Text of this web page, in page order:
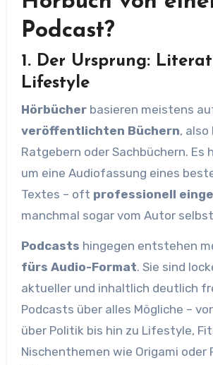
Podcast?
1. Der Ursprung:
Lifestyle
Hörbücherbasieren meistens
veröffentlichten Büchern, also
Ratgebern oder Sachbüchern. Es
um eine Audiofassung eines
Textes – oft professionell
manchmal sogar vom Autor
Podcasts hingegen entstehen
fürs Audio-Format. Sie sind
aktueller und inhaltlich deutlich
Podcasts über alles Mögliche –
über Politik bis hin zu Lifestyle,
Nischenthemen wie Origami oder